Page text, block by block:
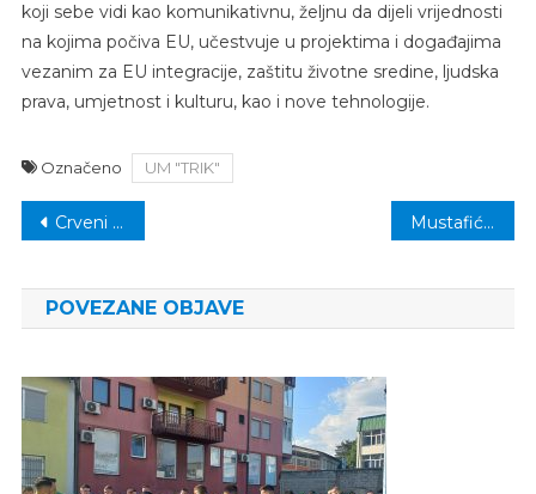
koji sebe vidi kao komunikativnu, željnu da dijeli vrijednosti
na kojima počiva EU, učestvuje u projektima i događajima
vezanim za EU integracije, zaštitu životne sredine, ljudska
prava, umjetnost i kulturu, kao i nove tehnologije.
Označeno UM "TRIK"
Navigacija
Crveni križ općine Kalesija: Upriličen prijem za nove volontere Mustafić nosio kapitensku traku Sarajeva u susretu protiv Veleža
POVEZANE OBJAVE